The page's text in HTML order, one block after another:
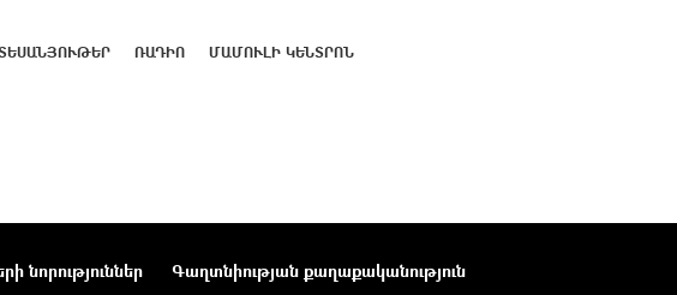
ՌԱԴԻՈ ՄԱՄՈՒԼԻ ԿԵՆՏՐՈՆ
նորություններ
Գաղտնիության քաղաքականություն